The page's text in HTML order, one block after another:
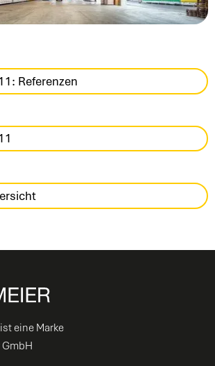
Referenzen
eine Marke